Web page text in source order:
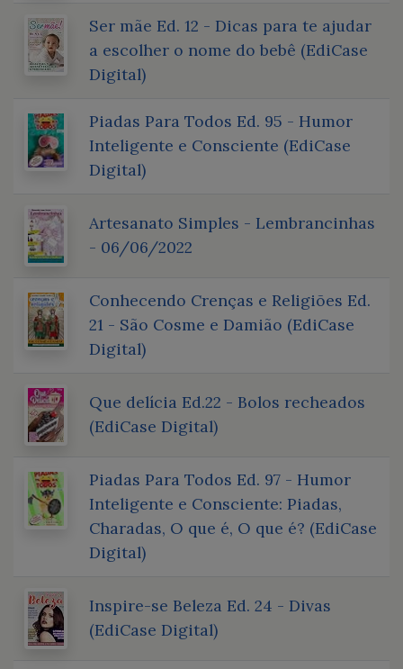
Ser mãe Ed. 12 - Dicas para te ajudar
a escolher o nome do bebê (EdiCase
Digital)
Piadas Para Todos Ed. 95 - Humor
Inteligente e Consciente (EdiCase
Digital)
Artesanato Simples - Lembrancinhas
- 06/06/2022
Conhecendo Crenças e Religiões Ed.
21 - São Cosme e Damião (EdiCase
Digital)
Que delícia Ed.22 - Bolos recheados
(EdiCase Digital)
Piadas Para Todos Ed. 97 - Humor
Inteligente e Consciente: Piadas,
Charadas, O que é, O que é? (EdiCase
Digital)
Inspire-se Beleza Ed. 24 - Divas
(EdiCase Digital)